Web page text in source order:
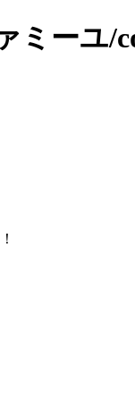
ミーユ/